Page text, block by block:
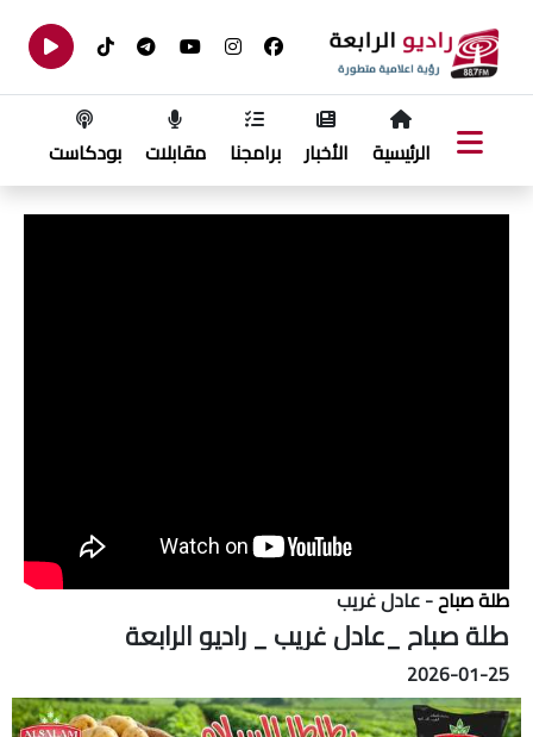
الرئيسية الأخبار برامجنا مقابلات بودكاست
طلة صباح- عادل غريب
طلة صباح _عادل غريب _ راديو الرابعة
2026-01-25